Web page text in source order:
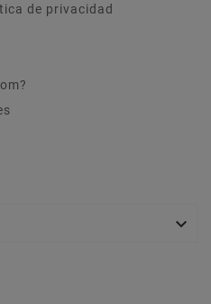
de privacidad
